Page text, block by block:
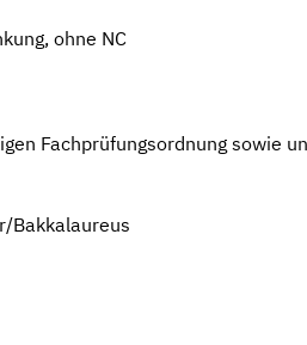
ohne NC
Fachprüfungsordnung sowie
Bakkalaureus